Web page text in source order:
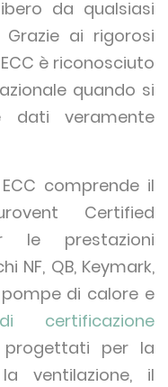
da qualsiasi
Grazie ai rigorosi
è riconosciuto
quando si
veramente
comprende il
Certified
le prestazioni
NF, QB, Keymark,
pompe di calore e
certificazione
per la
ventilazione, il